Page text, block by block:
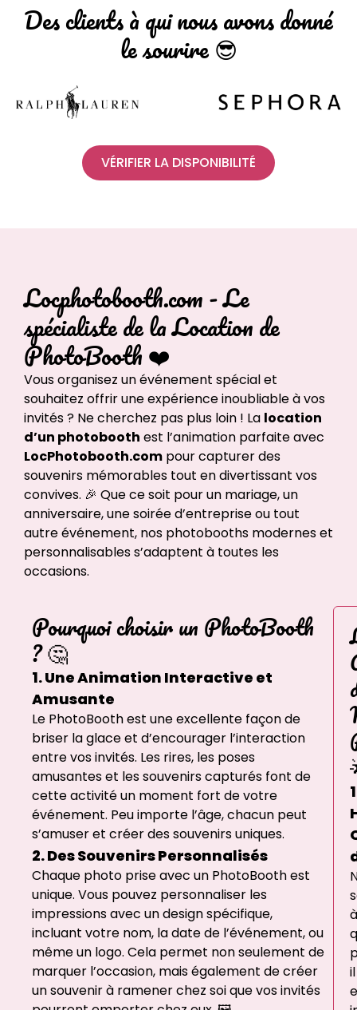
Des clients à qui nous avons donné
le sourire 😎
VÉRIFIER LA DISPONIBILITÉ
Locphotobooth.com - Le
spécialiste de la Location de
PhotoBooth ❤️
Vous organisez un événement spécial et
souhaitez offrir une expérience inoubliable à vos
invités ? Ne cherchez pas plus loin ! La location
d’un photobooth est l’animation parfaite avec
LocPhotobooth.com pour capturer des
souvenirs mémorables tout en divertissant vos
convives. 🎉 Que ce soit pour un mariage, un
anniversaire, une soirée d’entreprise ou tout
autre événement, nos photobooths modernes et
personnalisables s’adaptent à toutes les
occasions.
Pourquoi choisir un PhotoBooth
? 🤔
1. Une Animation Interactive et
Amusante
Le PhotoBooth est une excellente façon de
briser la glace et d’encourager l’interaction
entre vos invités. Les rires, les poses
amusantes et les souvenirs capturés font de
cette activité un moment fort de votre
événement. Peu importe l’âge, chacun peut
s’amuser et créer des souvenirs uniques.
2. Des Souvenirs Personnalisés
Chaque photo prise avec un PhotoBooth est
unique. Vous pouvez personnaliser les
impressions avec un design spécifique,
incluant votre nom, la date de l’événement, ou
même un logo. Cela permet non seulement de
marquer l’occasion, mais également de créer
un souvenir à ramener chez soi que vos invités
à
il